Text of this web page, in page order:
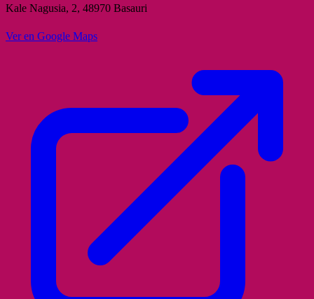
Kale Nagusia, 2, 48970 Basauri
Ver en Google Maps